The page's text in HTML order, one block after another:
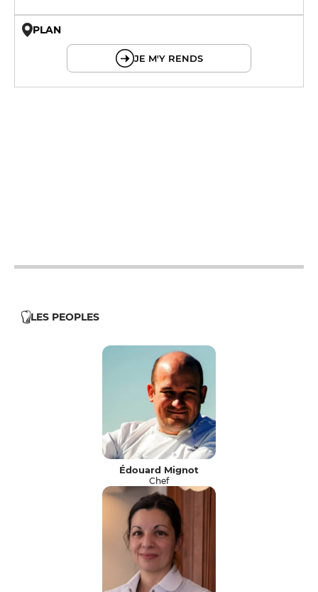
PLAN
JE M'Y RENDS
LES PEOPLES
Édouard Mignot
Chef